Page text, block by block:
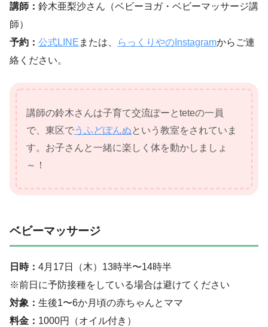
講師： 鈴木亜梨沙さん（ベビーヨガ・ベビーマッサージ講
師）
予約： 公式LINE または、 らっくりやのInstagramからご連
絡ください。
講師の鈴木さんは子育て交流ぽーとteteの一員
で、東区でうふどぽんぬという教室をされていま
す。お子さんと一緒に楽しく体を動かしましょ
～！
ベビーマッサージ
日時： 4月17日（木）13時半〜14時半
※前日に予防接種をしている場合は避けてください
対象： 生後1〜6か月頃の赤ちゃんとママ
料金： 1000円（オイル付き）